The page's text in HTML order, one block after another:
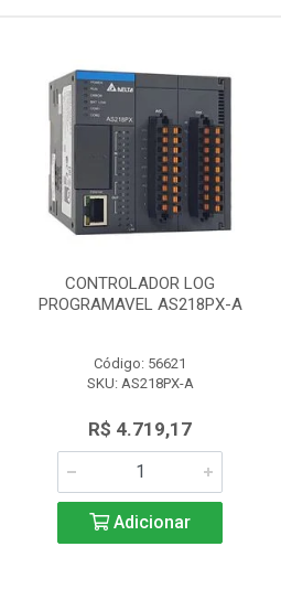
CONTROLADOR LOG
PROGRAMAVEL AS218PX-A
Código: 56621
SKU: AS218PX-A
R$ 4.719,17
Adicionar